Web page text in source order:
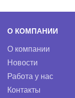
О КОМПАНИИ
О компании
Новости
Работа у нас
Контакты